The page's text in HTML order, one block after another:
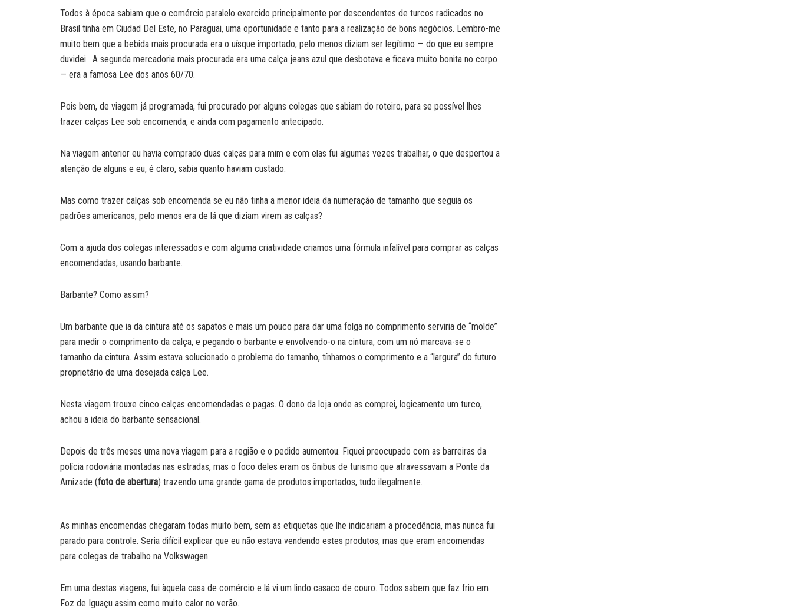
Todos à época sabiam que o comércio paralelo exercido principalmente por descendentes de turcos radicados no
Brasil tinha em Ciudad Del Este, no Paraguai, uma oportunidade e tanto para a realização de bons negócios. Lembro-me
muito bem que a bebida mais procurada era o uísque importado, pelo menos diziam ser legítimo — do que eu sempre
duvidei. A segunda mercadoria mais procurada era uma calça jeans azul que desbotava e ficava muito bonita no corpo
— era a famosa Lee dos anos 60/70.
Pois bem, de viagem já programada, fui procurado por alguns colegas que sabiam do roteiro, para se possível lhes
trazer calças Lee sob encomenda, e ainda com pagamento antecipado.
Na viagem anterior eu havia comprado duas calças para mim e com elas fui algumas vezes trabalhar, o que despertou a
atenção de alguns e eu, é claro, sabia quanto haviam custado.
Mas como trazer calças sob encomenda se eu não tinha a menor ideia da numeração de tamanho que seguia os
padrões americanos, pelo menos era de lá que diziam virem as calças?
Com a ajuda dos colegas interessados e com alguma criatividade criamos uma fórmula infalível para comprar as calças
encomendadas, usando barbante.
Barbante? Como assim?
Um barbante que ia da cintura até os sapatos e mais um pouco para dar uma folga no comprimento serviria de “molde”
para medir o comprimento da calça, e pegando o barbante e envolvendo-o na cintura, com um nó marcava-se o
tamanho da cintura. Assim estava solucionado o problema do tamanho, tínhamos o comprimento e a “largura” do futuro
proprietário de uma desejada calça Lee.
Nesta viagem trouxe cinco calças encomendadas e pagas. O dono da loja onde as comprei, logicamente um turco,
achou a ideia do barbante sensacional.
Depois de três meses uma nova viagem para a região e o pedido aumentou. Fiquei preocupado com as barreiras da
polícia rodoviária montadas nas estradas, mas o foco deles eram os ônibus de turismo que atravessavam a Ponte da
Amizade (foto de abertura) trazendo uma grande gama de produtos importados, tudo ilegalmente.
As minhas encomendas chegaram todas muito bem, sem as etiquetas que lhe indicariam a procedência, mas nunca fui
parado para controle. Seria difícil explicar que eu não estava vendendo estes produtos, mas que eram encomendas
para colegas de trabalho na Volkswagen.
Em uma destas viagens, fui àquela casa de comércio e lá vi um lindo casaco de couro. Todos sabem que faz frio em
Foz de Iguaçu assim como muito calor no verão.